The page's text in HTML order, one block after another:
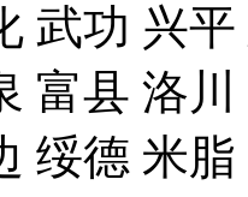
武功 兴
富县 洛
绥德 米